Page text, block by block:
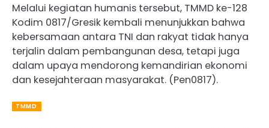
Melalui kegiatan humanis tersebut, TMMD ke-128
Kodim 0817/Gresik kembali menunjukkan bahwa
kebersamaan antara TNI dan rakyat tidak hanya
terjalin dalam pembangunan desa, tetapi juga
dalam upaya mendorong kemandirian ekonomi
dan kesejahteraan masyarakat. (Pen0817).
TMMD